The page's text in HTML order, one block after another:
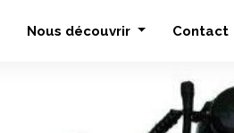
Nous découvrir Contact